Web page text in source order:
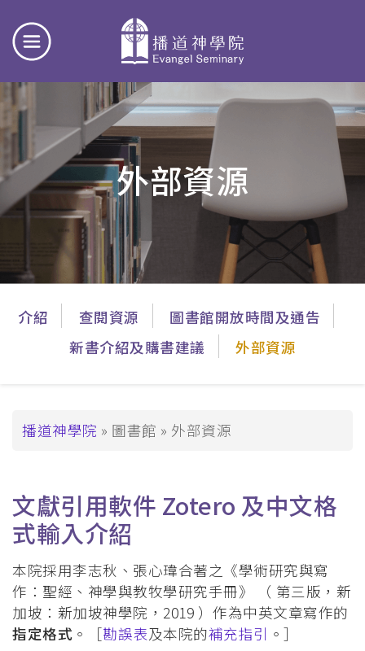
外部資源
主介紹 查閱資源
圖書館開放時間及通告
新書介紹及購書建議
外部資源
導
連
結
播道神學院 圖書館 外部資源
文獻引用軟件 Zotero 及中文格
式輸入介紹
本院採用李志秋、張心瑋合著之《學術研究與寫
作：聖經、神學與教牧學研究手冊》 （ 第三版，新
加坡：新加坡神學院，2019 ）作為中英文章寫作的
指定格式 。［勘誤表及本院的補充指引 。］